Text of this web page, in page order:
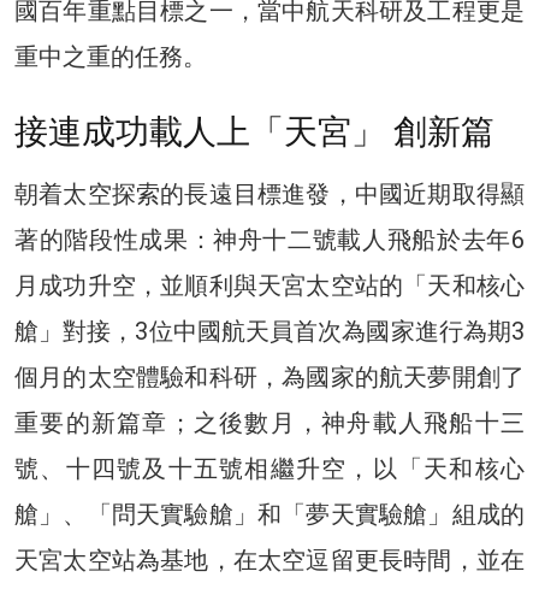
國百年重點目標之一，當中航天科研及工程更是
重中之重的任務。
接連成功載人上「天宮」 創新篇
朝着太空探索的長遠目標進發，中國近期取得顯
著的階段性成果：神舟十二號載人飛船於去年6
月成功升空，並順利與天宮太空站的「天和核心
艙」對接，3位中國航天員首次為國家進行為期3
個月的太空體驗和科研，為國家的航天夢開創了
重要的新篇章；之後數月，神舟載人飛船十三
號、十四號及十五號相繼升空，以「天和核心
艙」、「問天實驗艙」和「夢天實驗艙」組成的
天宮太空站為基地，在太空逗留更長時間，並在